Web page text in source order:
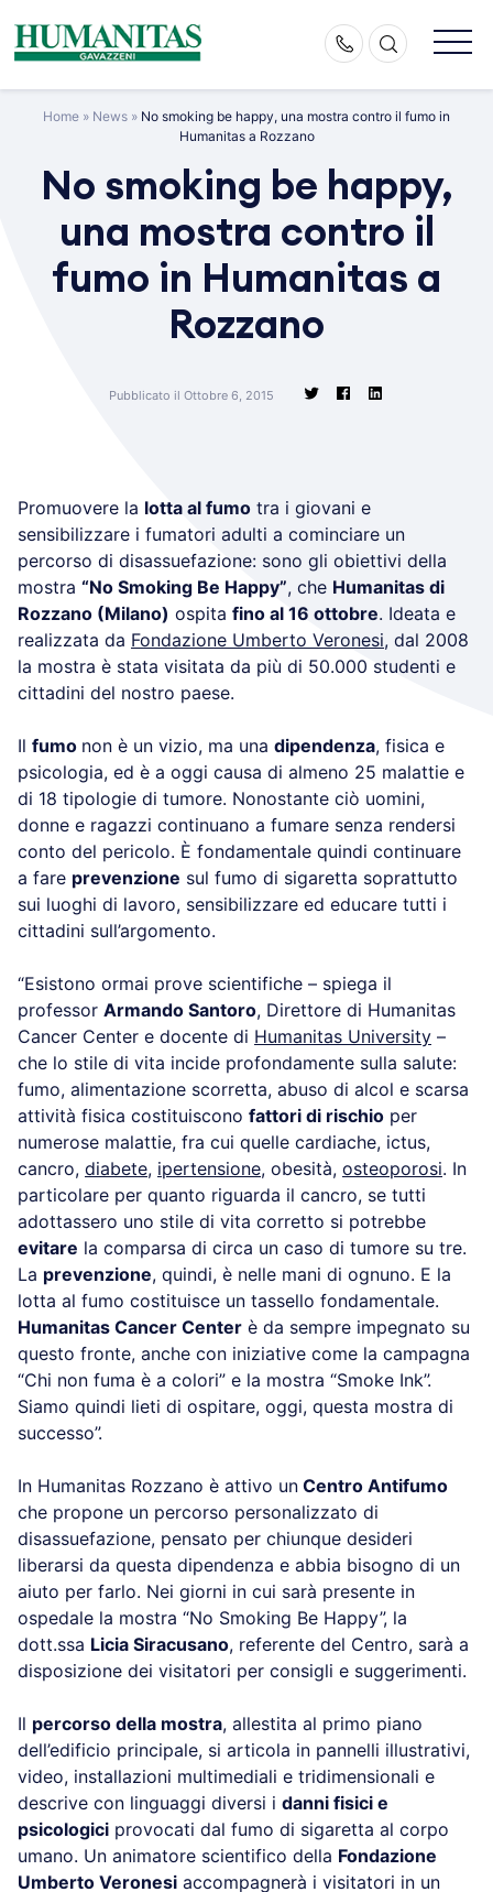
content
Home » News » No smoking be happy, una mostra contro il fumo in
Humanitas a Rozzano
No smoking be happy,
una mostra contro il
fumo in Humanitas a
Rozzano
Pubblicato il Ottobre 6, 2015
Promuovere la lotta al fumo tra i giovani e
sensibilizzare i fumatori adulti a cominciare un
percorso di disassuefazione: sono gli obiettivi della
mostra “No Smoking Be Happy”, che Humanitas di
Rozzano (Milano) ospita fino al 16 ottobre. Ideata e
realizzata da Fondazione Umberto Veronesi, dal 2008
la mostra è stata visitata da più di 50.000 studenti e
cittadini del nostro paese.
Il fumo non è un vizio, ma una dipendenza, fisica e
psicologia, ed è a oggi causa di almeno 25 malattie e
di 18 tipologie di tumore. Nonostante ciò uomini,
donne e ragazzi continuano a fumare senza rendersi
conto del pericolo. È fondamentale quindi continuare
a fare prevenzione sul fumo di sigaretta soprattutto
sui luoghi di lavoro, sensibilizzare ed educare tutti i
cittadini sull’argomento.
“Esistono ormai prove scientifiche – spiega il
professor Armando Santoro, Direttore di Humanitas
Cancer Center e docente di Humanitas University –
che lo stile di vita incide profondamente sulla salute:
fumo, alimentazione scorretta, abuso di alcol e scarsa
attività fisica costituiscono fattori di rischio per
numerose malattie, fra cui quelle cardiache, ictus,
cancro, diabete, ipertensione, obesità, osteoporosi. In
particolare per quanto riguarda il cancro, se tutti
adottassero uno stile di vita corretto si potrebbe
evitare la comparsa di circa un caso di tumore su tre.
La prevenzione, quindi, è nelle mani di ognuno. E la
lotta al fumo costituisce un tassello fondamentale.
Humanitas Cancer Center è da sempre impegnato su
questo fronte, anche con iniziative come la campagna
“Chi non fuma è a colori” e la mostra “Smoke Ink”.
Siamo quindi lieti di ospitare, oggi, questa mostra di
successo”.
In Humanitas Rozzano è attivo un Centro Antifumo
che propone un percorso personalizzato di
disassuefazione, pensato per chiunque desideri
liberarsi da questa dipendenza e abbia bisogno di un
aiuto per farlo. Nei giorni in cui sarà presente in
ospedale la mostra “No Smoking Be Happy”, la
dott.ssa Licia Siracusano, referente del Centro, sarà a
disposizione dei visitatori per consigli e suggerimenti.
Il percorso della mostra, allestita al primo piano
dell’edificio principale, si articola in pannelli illustrativi,
video, installazioni multimediali e tridimensionali e
descrive con linguaggi diversi i danni fisici e
psicologici provocati dal fumo di sigaretta al corpo
umano. Un animatore scientifico della Fondazione
Umberto Veronesi accompagnerà i visitatori in un